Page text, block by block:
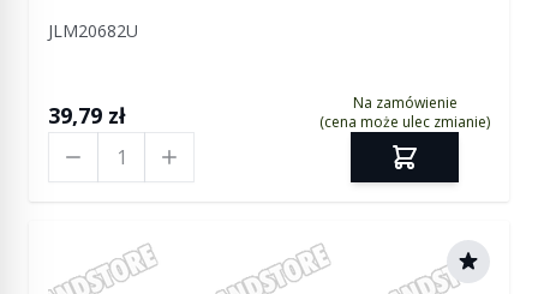
JLM20682U
39,79 zł
Na zamówienie
(cena może ulec zmianie)